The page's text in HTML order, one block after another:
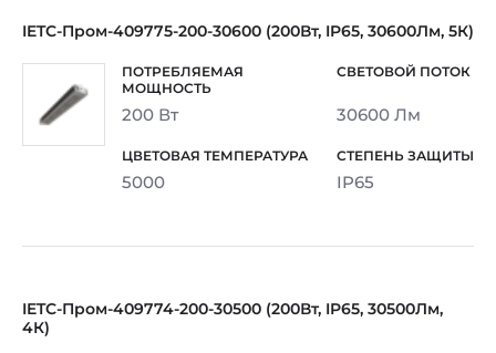
IETC-Пром-409775-200-30600 (200Вт, IP65, 30600Лм, 5К)
200 Вт 30600 Лм
5000 IP65
IETC-Пром-409774-200-30500 (200Вт, IP65, 30500Лм,
4К)